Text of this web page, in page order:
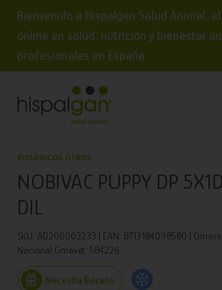
Bienvenido a Hispalgan Salud Animal,
online en salud, nutrición y bienestar
profesionales en España
BIOLOGICOS OTROS
NOBIVAC PUPPY DP
DIL
SKU: AD200003233 | EAN: 8713184098580 |
Nacional Cimavet: 584226
Necesita Receta